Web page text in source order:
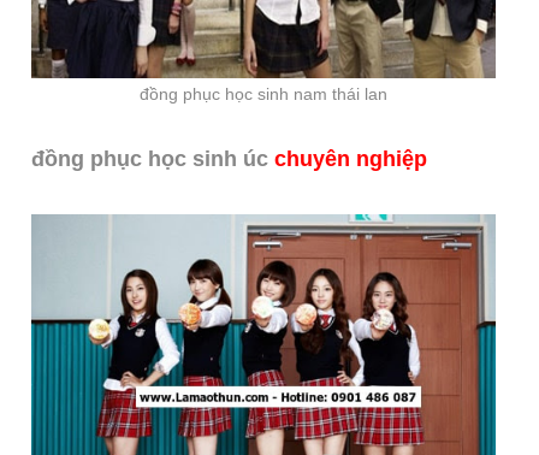
đồng phục học sinh nam thái lan
đồng phục học sinh úc chuyên nghiệp